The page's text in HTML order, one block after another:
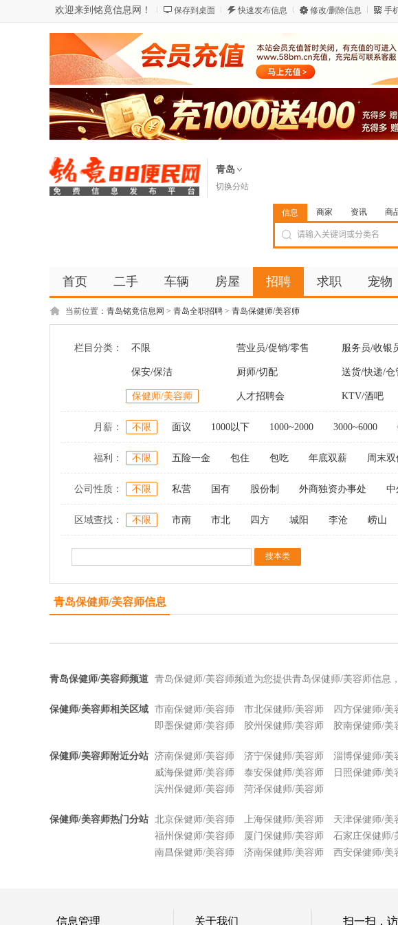
欢迎来到铭竟信息网！ 保存到桌面 快速发布信息 修改/删除信息 手
青岛
切换分站
信息 商家 资讯 商
首页 二手 车辆 房屋 招聘 求职 宠物
当前位置： 青岛铭竟信息网 > 青岛全职招聘 > 青岛保健师/美容师
栏目分类： 不限 营业员/促销/零售 服务员/收银
保安/保洁 厨师/切配 送货/快递/仓
保健师/美容师 人才招聘会 KTV/酒吧
月薪： 不限 面议 1000以下 1000~2000 3000~6000
福利： 不限 五险一金 包住 包吃 年底双薪 周末双
公司性质： 不限 私营 国有 股份制 外商独资办事处 中
区域查找： 不限 市南 市北 四方 城阳 李沧 崂山
青岛保健师/美容师信息
青岛保健师/美容师频道 青岛保健师/美容师频道为您提供青岛保健师/美容师信息
保健师/美容师相关区域 市南保健师/美容师 市北保健师/美容师 四方保健师/美
即墨保健师/美容师
胶州保健师/美容师 胶南保健师/美
保健师/美容师附近分站 济南保健师/美容师 济宁保健师/美容师 淄博保健师/美
威海保健师/美容师
泰安保健师/美容师 日照保健师/美
滨州保健师/美容师
菏泽保健师/美容师
保健师/美容师热门分站 北京保健师/美容师 上海保健师/美容师 天津保健师/美
福州保健师/美容师
厦门保健师/美容师 石家庄保健师/
南昌保健师/美容师
济南保健师/美容师 西安保健师/美
信息管理 关于我们 扫一扫，